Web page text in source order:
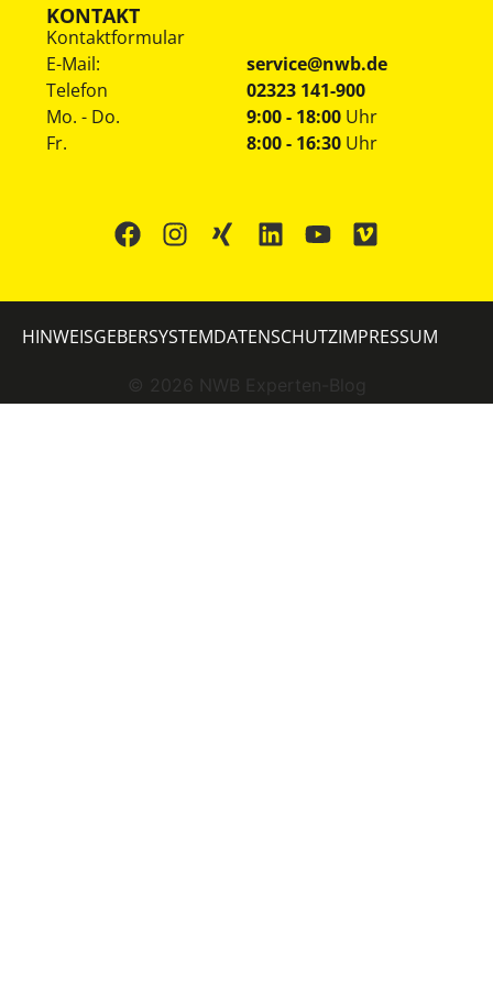
KONTAKT
Kontaktformular
E-Mail:
service@nwb.de
Telefon
02323 141-900
Mo. - Do.
Fr.
9:00 - 18:00 Uhr
8:00 - 16:30 Uhr
© 2026 NWB Experten-Blog
HINWEISGEBERSYSTEMDATENSCHUTZIMPRESSUM